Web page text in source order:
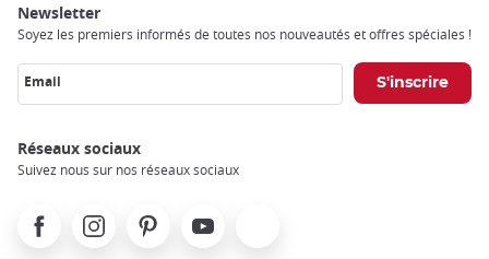
Newsletter
Soyez les premiers informés de toutes nos nouveautés et offres spéciales !
Email
Réseaux sociaux
Suivez nous sur nos réseaux sociaux
FacebookInstagramPinterest Youtube